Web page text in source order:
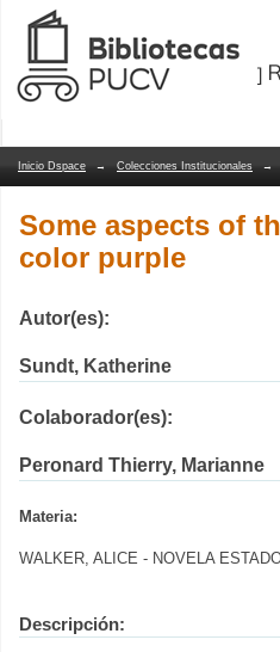
Some aspects of
Repositorio Dspace/Manakin
Inicio Dspace → Colecciones Institucionales →
Some aspects of
color purple
Autor(es):
Sundt, Katherine
Colaborador(es):
Peronard Thierry, Marianne
Materia:
WALKER, ALICE - NOVELA
Descripción: